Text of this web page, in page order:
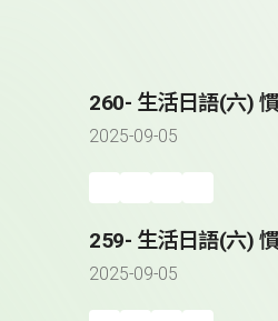
260- 生活日語(六)
2025-09-05
259- 生活日語(六)
2025-09-05